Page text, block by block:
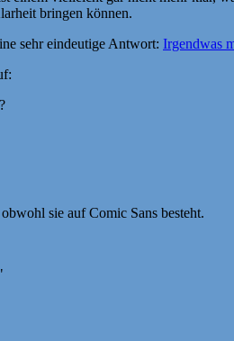
bringen können.
sehr eindeutige Antwort: Irgendwas
sie auf Comic Sans besteht.